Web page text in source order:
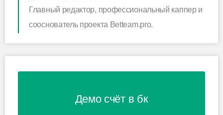
Главный редактор, профессиональный каппер и
сооснователь проекта Betteam.pro.
Демо счёт в бк